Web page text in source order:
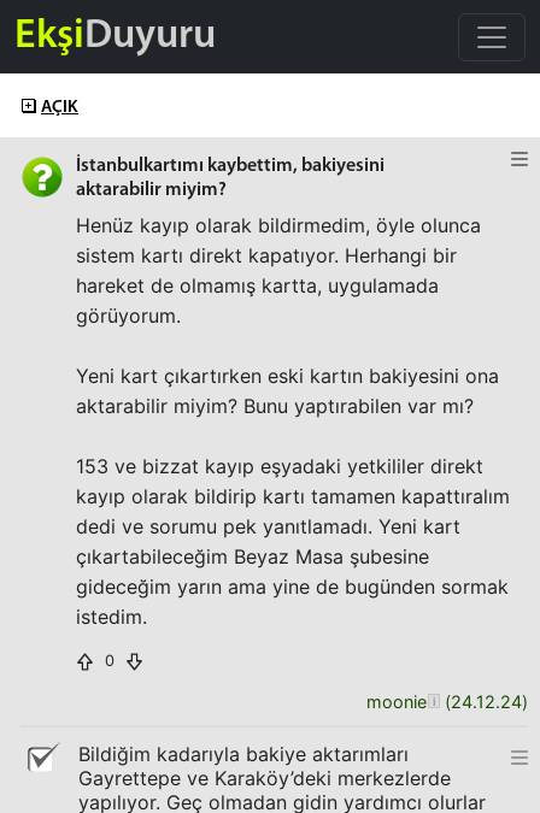
EkşiDuyuru
AÇIK
İstanbulkartımı kaybettim, bakiyesini
aktarabilir miyim?
Henüz kayıp olarak bildirmedim, öyle olunca
sistem kartı direkt kapatıyor. Herhangi bir
hareket de olmamış kartta, uygulamada
görüyorum.
Yeni kart çıkartırken eski kartın bakiyesini ona
aktarabilir miyim? Bunu yaptırabilen var mı?
153 ve bizzat kayıp eşyadaki yetkililer direkt
kayıp olarak bildirip kartı tamamen kapattıralım
dedi ve sorumu pek yanıtlamadı. Yeni kart
çıkartabileceğim Beyaz Masa şubesine
gideceğim yarın ama yine de bugünden sormak
istedim.
0
moonie (24.12.24)
Bildiğim kadarıyla bakiye aktarımları
Gayrettepe ve Karaköy’deki merkezlerde
yapılıyor. Geç olmadan gidin yardımcı olurlar